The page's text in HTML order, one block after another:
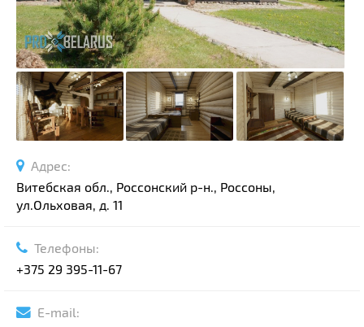
Адрес:
Витебская обл., Россонский р-н., Россоны,
ул.Ольховая, д. 11
Телефоны:
+375 29 395-11-67
E-mail: